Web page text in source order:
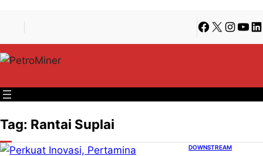
Facebook
X
Tag: Rantai Suplai
DOWNSTREAM